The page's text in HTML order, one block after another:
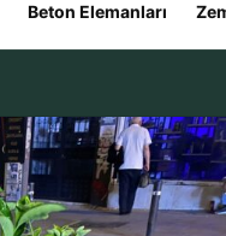
Beton Elemanları